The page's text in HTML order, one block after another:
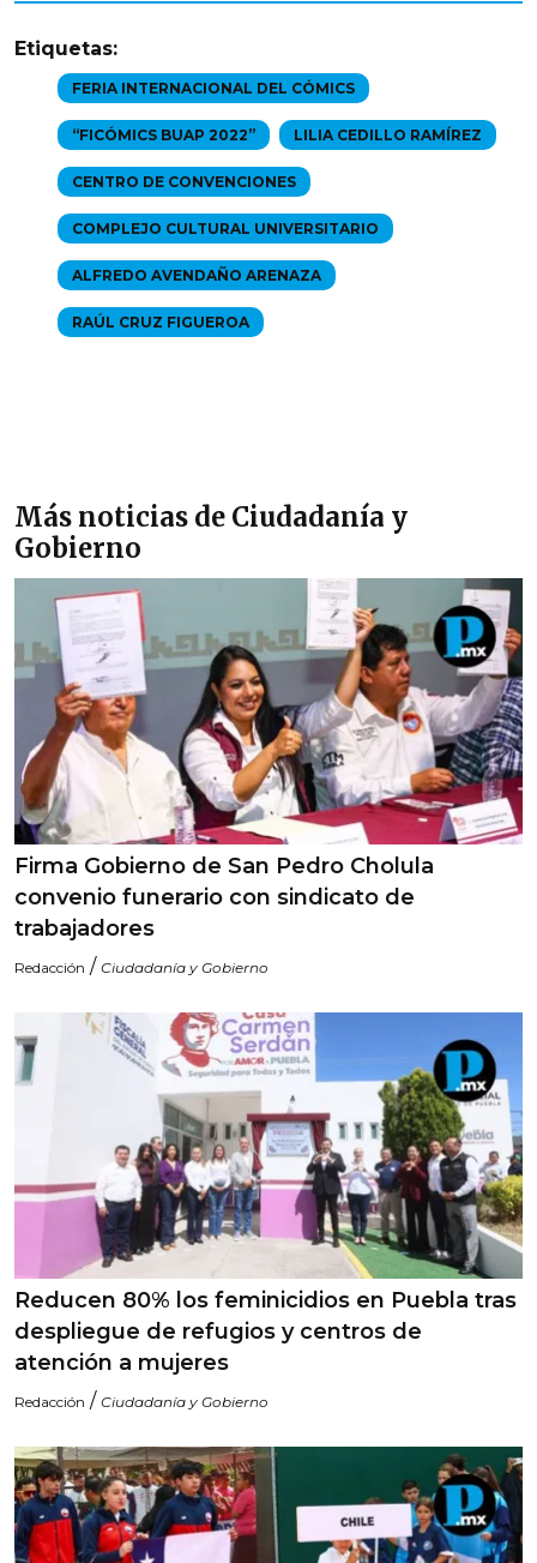
Etiquetas:
FERIA INTERNACIONAL DEL CÓMICS
“FICÓMICS BUAP 2022” LILIA CEDILLO RAMÍREZ
CENTRO DE CONVENCIONES
COMPLEJO CULTURAL UNIVERSITARIO
ALFREDO AVENDAÑO ARENAZA
RAÚL CRUZ FIGUEROA
Más noticias de Ciudadanía y
Gobierno
Firma Gobierno de San Pedro Cholula
convenio funerario con sindicato de
trabajadores
Redacción / Ciudadanía y Gobierno
Reducen 80% los feminicidios en Puebla tras
despliegue de refugios y centros de
atención a mujeres
Redacción / Ciudadanía y Gobierno